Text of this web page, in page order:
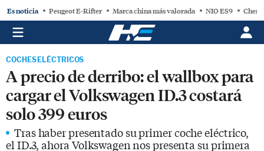
Es noticia Peugeot E-Rifter Marca china más valorada NIO ES9 Chery
COCHES ELÉCTRICOS
A precio de derribo: el wallbox para
cargar el Volkswagen ID.3 costará
solo 399 euros
Tras haber presentado su primer coche eléctrico,
el ID.3, ahora Volkswagen nos presenta su primera